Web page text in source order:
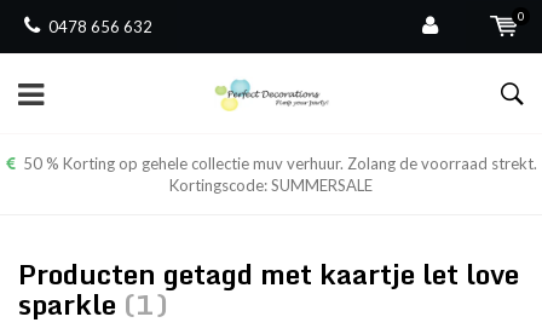
0478 656 632
0
50 % Korting op gehele collectie muv verhuur. Zolang de voorraad strekt.
Kortingscode: SUMMERSALE
Producten getagd met kaartje let love
sparkle (1)